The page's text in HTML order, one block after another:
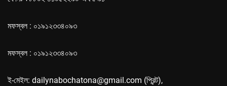
মফস্বল : ০১৯১২৩৩৪০৯৩
মফস্বল : ০১৯১২৩৩৪০৯৩
ই-মেইল: dailynabochatona@gmail.com (প্রিন্ট),